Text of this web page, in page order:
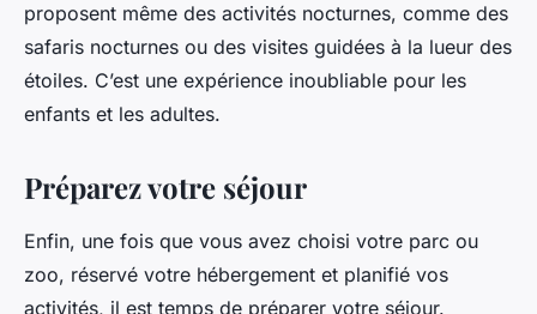
proposent même des activités nocturnes, comme des
safaris nocturnes ou des visites guidées à la lueur des
étoiles. C’est une expérience inoubliable pour les
enfants et les adultes.
Préparez votre séjour
Enfin, une fois que vous avez choisi votre parc ou
zoo, réservé votre hébergement et planifié vos
activités, il est temps de préparer votre séjour.